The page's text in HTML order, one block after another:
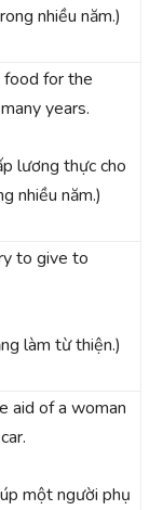
nhiều năm.)
for the
years.
lương thực cho
nhiều năm.)
to give to
làm từ thiện.)
aid of a woman
một người phụ